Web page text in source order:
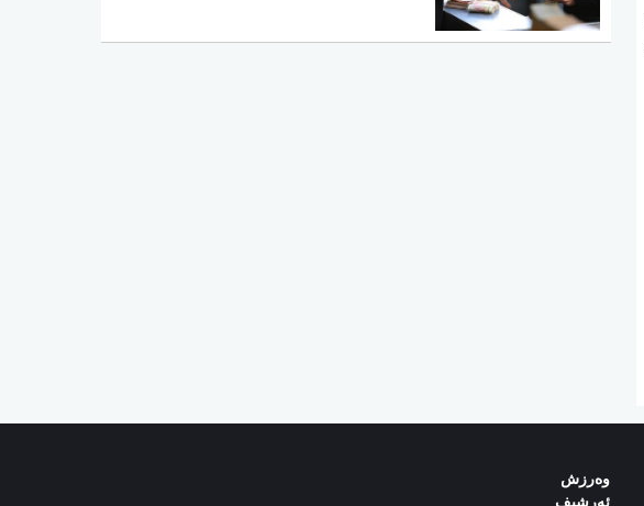
وەرزش‌
ئەرشیف